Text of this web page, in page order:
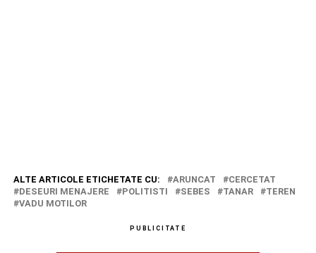
ALTE ARTICOLE ETICHETATE CU: ARUNCAT
CERCETAT
DESEURI MENAJERE
POLITISTI SEBES TANAR
TEREN
VADU MOTILOR
PUBLICITATE